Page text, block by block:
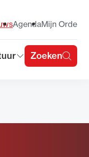
Zoeken
AgendaMijn Orde